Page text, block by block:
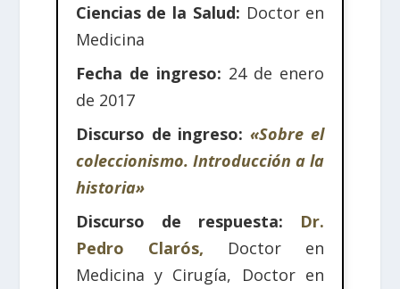
Ciencias de la Salud: Doctor en
Medicina
Fecha de ingreso: 24 de enero
de 2017
Discurso de ingreso:«Sobre el
coleccionismo. Introducción a la
historia»
Discurso de respuesta: Dr.
Pedro Clarós, Doctor en
Medicina y Cirugía, Doctor en